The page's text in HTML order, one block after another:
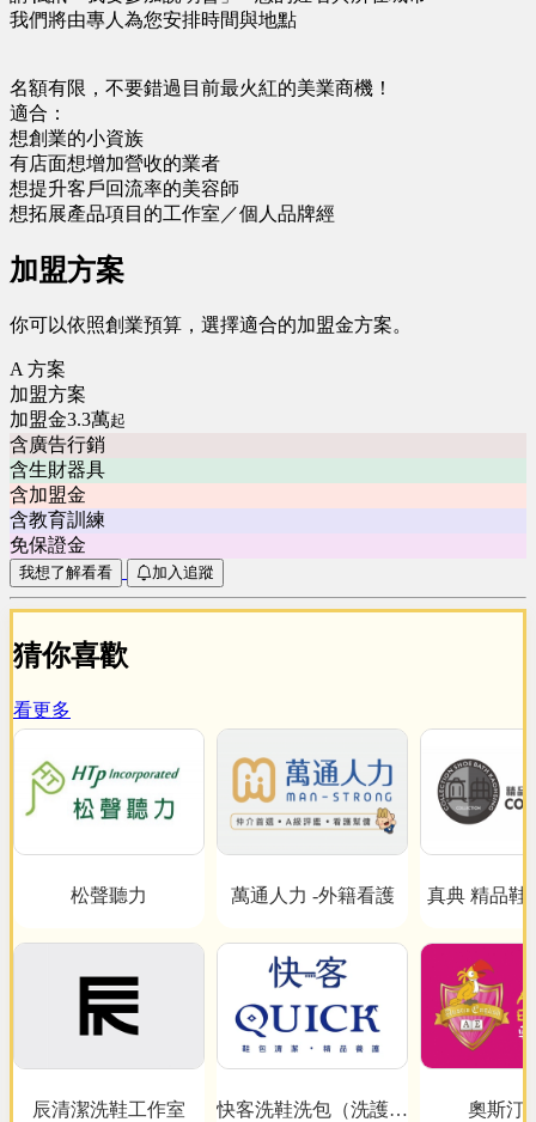
我們將由專人為您安排時間與地點
名額有限，不要錯過目前最火紅的美業商機！
適合：
想創業的小資族
有店面想增加營收的業者
想提升客戶回流率的美容師
想拓展產品項目的工作室／個人品牌經
加盟方案
你可以依照創業預算，選擇適合的加盟金方案。
A 方案
加盟方案
加盟金3.3萬起
含廣告行銷
含生財器具
含加盟金
含教育訓練
免保證金
我想了解看看 加入追蹤
猜你喜歡
看更多
松聲聽力
辰清潔洗鞋工作室
萬通人力 -外籍看護
快客洗鞋洗包（洗護）
真典 精品鞋
奧斯汀